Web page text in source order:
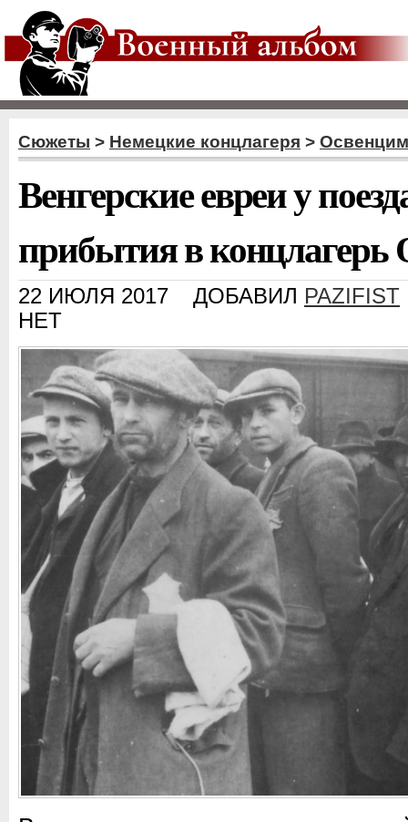
Сюжеты > Немецкие концлагеря > Освенцим
Венгерские евреи у
прибытия в
22 ИЮЛЯ 2017 ДОБАВИЛ PAZIFIST
НЕТ